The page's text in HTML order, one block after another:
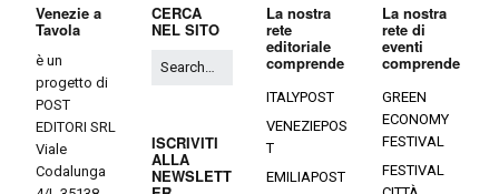
Venezie a
Tavola
è un
progetto di
POST
EDITORI SRL
Viale
Codalunga
CERCA
NEL SITO
ISCRIVITI
ALLA
NEWSLETT
La nostra
rete
editoriale
comprende
ITALYPOST
VENEZIEPOS
T
EMILIAPOST
La nostra
rete di
eventi
comprende
GREEN
ECONOMY
FESTIVAL
FESTIVAL